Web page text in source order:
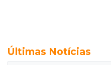
Últimas Notícias